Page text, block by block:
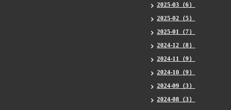
2025-03（6）
2025-02（5）
2025-01（7）
2024-12（8）
2024-11（9）
2024-10（9）
2024-09（3）
2024-08（3）